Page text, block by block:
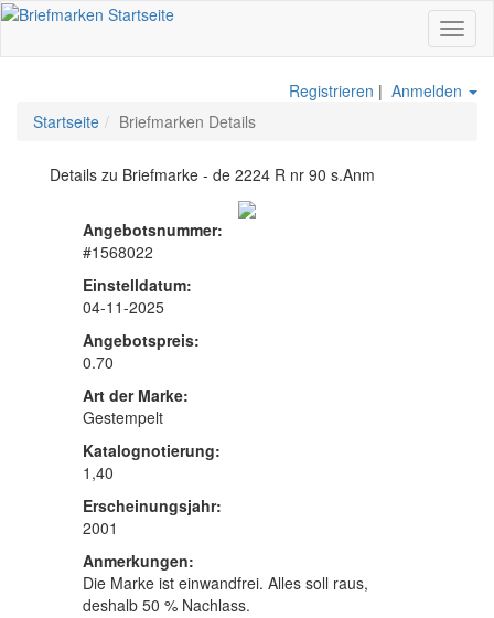
Registrieren | Anmelden
Startseite
Briefmarken Details
Details zu Briefmarke - de 2224 R nr 90 s.Anm
Angebotsnummer:
#1568022
Einstelldatum:
04-11-2025
Angebotspreis:
0.70
Art der Marke:
Gestempelt
Katalognotierung:
1,40
Erscheinungsjahr:
2001
Anmerkungen:
Die Marke ist einwandfrei. Alles soll raus,
deshalb 50 % Nachlass.